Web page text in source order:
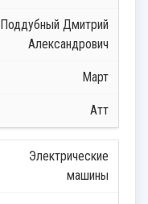
Поддубный Дмитрий
Александрович
Март
Атт
Электрические
машины